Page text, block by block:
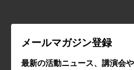
メールマガジン登録
最新の活動ニュース、講演会